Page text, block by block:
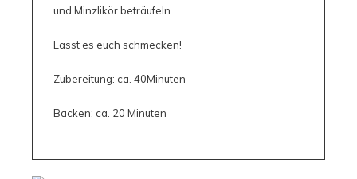
und Minzlikör beträufeln.
Lasst es euch schmecken!
Zubereitung: ca. 40Minuten
Backen: ca. 20 Minuten